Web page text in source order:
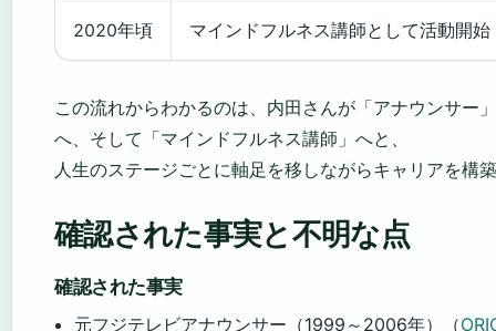
2020年頃 マインドフルネス講師として活動開
この流れからわかるのは、内田さんが「アナウンサー
へ、そして「マインドフルネス講師」へと、
人生のステージごとに軸足を移しながらキャリアを構
確認された事実と不明な点
確認された事実
元フジテレビアナウンサー（1999～2006年）（